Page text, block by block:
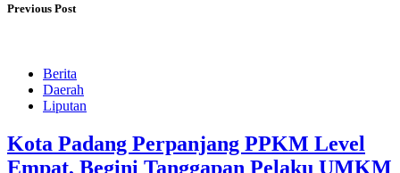
Previous Post
Berita
Daerah
Liputan
Kota Padang Perpanjang PPKM Level
Empat, Begini Tanggapan Pelaku UMKM